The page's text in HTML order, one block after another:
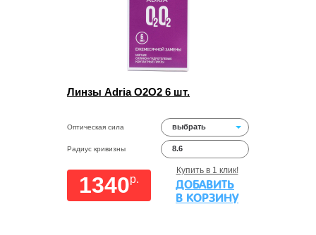
Линзы Adria O2O2 6 шт.
Оптическая сила выбрать
Радиус кривизны 8.6
1340p.
Купить в 1 клик!
ДОБАВИТЬ
В КОРЗИНУ